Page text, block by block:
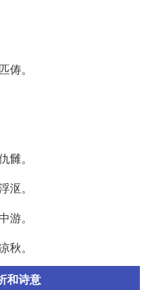
俦。
雠。
沤。
游。
秋。
和诗意